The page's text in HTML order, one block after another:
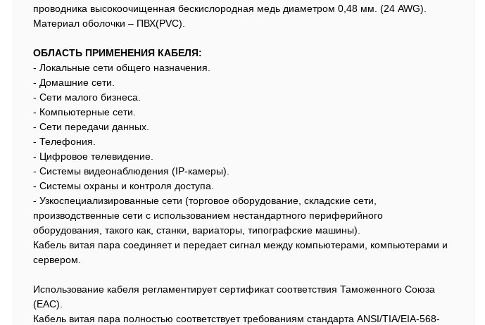
проводника высокоочищенная бескислородная медь диаметром 0,48 мм. (24 AWG).
Материал оболочки – ПВХ(PVC).
ОБЛАСТЬ ПРИМЕНЕНИЯ КАБЕЛЯ:
- Локальные сети общего назначения.
- Домашние сети.
- Сети малого бизнеса.
- Компьютерные сети.
- Сети передачи данных.
- Телефония.
- Цифровое телевидение.
- Системы видеонаблюдения (IP-камеры).
- Системы охраны и контроля доступа.
- Узкоспециализированные сети (торговое оборудование, складские сети,
производственные сети с использованием нестандартного периферийного
оборудования, такого как, станки, вариаторы, типографские машины).
Кабель витая пара соединяет и передает сигнал между компьютерами, компьютерами и
сервером.
Использование кабеля регламентирует сертификат соответствия Таможенного Союза
(EAC).
Кабель витая пара полностью соответствует требованиям стандарта ANSI/TIA/EIA-568-